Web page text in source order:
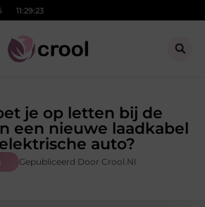
11:29:24
je op letten bij de
een nieuwe laadkabel
auto?
Gepubliceerd Door Crool.nl